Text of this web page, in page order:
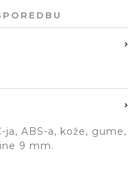
ABS-a, kože, gume,
9 mm.